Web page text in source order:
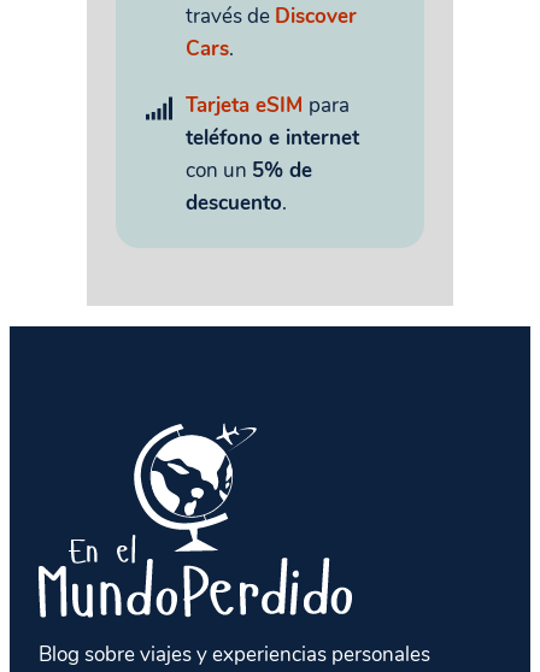
través de Discover
Cars.
Tarjeta eSIM para
teléfono e internet
con un 5% de
descuento.
Blog sobre viajes y experiencias personales